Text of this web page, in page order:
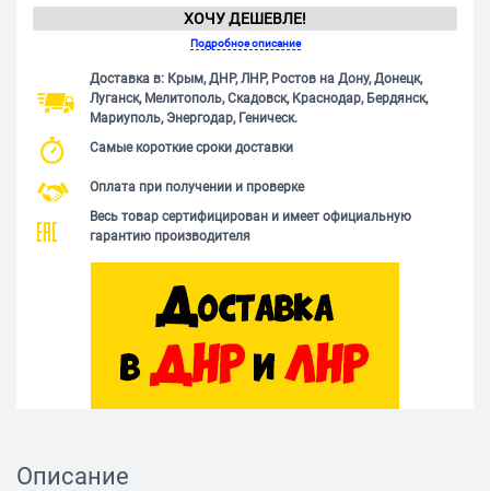
ХОЧУ ДЕШЕВЛЕ!
Подробное описание
Доставка в: Крым, ДНР, ЛНР, Ростов на Дону, Донецк,
Луганск, Мелитополь, Скадовск, Краснодар, Бердянск,
Мариуполь, Энергодар, Геническ.
Самые короткие сроки доставки
Оплата при получении и проверке
Весь товар сертифицирован и имеет официальную
гарантию производителя
Описание